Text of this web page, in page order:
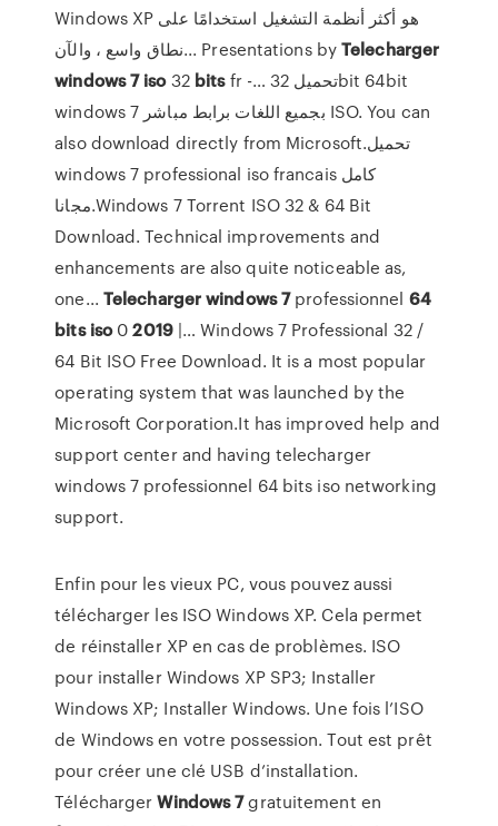
Windows XP هو أكثر أنظمة التشغيل استخدامًا على
نطاق واسع ، والآن... Presentations byTelecharger
windows7 iso32 bitsfr -… تحميل 32bit 64bit
windows 7 بجميع اللغات برابط مباشر ISO. You can
also download directly from Microsoft.تحميل
windows 7 professional iso francais كامل
مجانا.Windows 7 Torrent ISO 32 & 64 Bit
Download. Technical improvements and
enhancements are also quite noticeable as,
one... Telechargerwindows7professionnel 64
bits iso02019|… Windows 7 Professional 32 /
64 Bit ISO Free Download. It is a most popular
operating system that was launched by the
Microsoft Corporation.It has improved help and
support center and having telecharger
windows 7 professionnel 64 bits iso networking
support.
Enfin pour les vieux PC, vous pouvez aussi
télécharger les ISO Windows XP. Cela permet
de réinstaller XP en cas de problèmes. ISO
pour installer Windows XP SP3; Installer
Windows XP; Installer Windows. Une fois l’ISO
de Windows en votre possession. Tout est prêt
pour créer une clé USB d’installation.
TéléchargerWindows7gratuitement en